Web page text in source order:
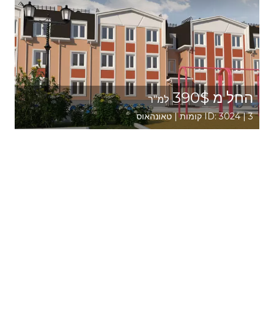
החל מ 390$ למ"ר
ID: 3024 | 3 קומות | טאונהאוס